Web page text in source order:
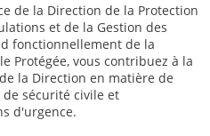
de la Direction de la Protection
et de la Gestion des
fonctionnellement de la
Protégée, vous contribuez à la
la Direction en matière de
sécurité civile et
d'urgence.